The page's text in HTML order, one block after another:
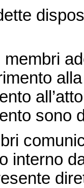
sono
interno